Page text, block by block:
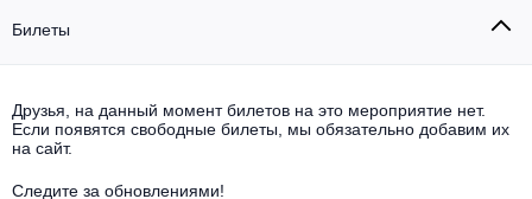
Выбрать другой город
Rap, hip-hop, RnB
Концерты на теплоходе
Поэтический вечер
Все события
Билеты
Друзья, на данный момент билетов на это мероприятие нет.
Если появятся свободные билеты, мы обязательно добавим их
на сайт.
Следите за обновлениями!